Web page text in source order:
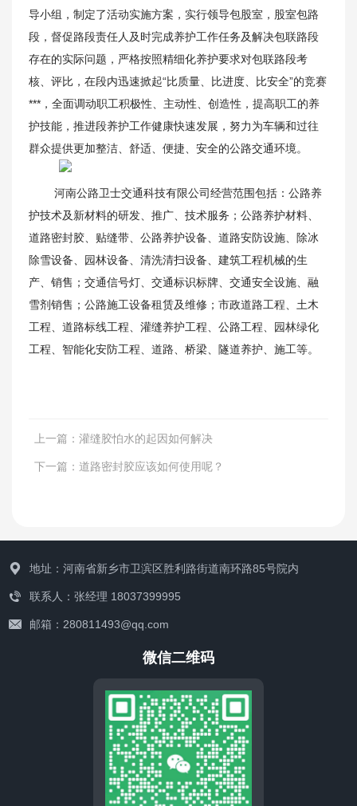
新闻资讯
导小组，制定了活动实施方案，实行领导包股室，股室包路
段，督促路段责任人及时完成养护工作任务及解决包联路段
存在的实际问题，严格按照精细化养护要求对包联路段考
核、评比，在段内迅速掀起“比质量、比进度、比安全”的竞赛
***，全面调动职工积极性、主动性、创造性，提高职工的养
护技能，推进段养护工作健康快速发展，努力为车辆和过往
群众提供更加整洁、舒适、便捷、安全的公路交通环境。
河南公路卫士交通科技有限公司经营范围包括：公路养
护技术及新材料的研发、推广、技术服务；公路养护材料、
道路密封胶、贴缝带、公路养护设备、道路安防设施、除冰
除雪设备、园林设备、清洗清扫设备、建筑工程机械的生
产、销售；交通信号灯、交通标识标牌、交通安全设施、融
雪剂销售；公路施工设备租赁及维修；市政道路工程、土木
工程、道路标线工程、灌缝养护工程、公路工程、园林绿化
工程、智能化安防工程、道路、桥梁、隧道养护、施工等。
上一篇：灌缝胶怕水的起因如何解决
下一篇：道路密封胶应该如何使用呢？
地址：河南省新乡市卫滨区胜利路街道南环路85号院内
联系人：张经理 18037399995
邮箱：280811493@qq.com
微信二维码